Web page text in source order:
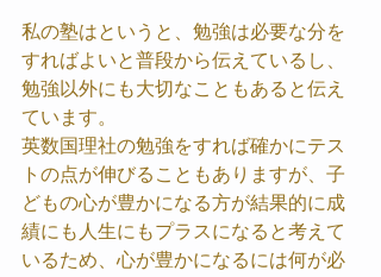
私の塾はというと、勉強は必要な分を
すればよいと普段から伝えているし、
勉強以外にも大切なこともあると伝え
ています。
英数国理社の勉強をすれば確かにテス
トの点が伸びることもありますが、子
どもの心が豊かになる方が結果的に成
績にも人生にもプラスになると考えて
いるため、心が豊かになるには何が必